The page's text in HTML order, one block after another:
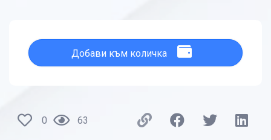
Добави към количка
0 63